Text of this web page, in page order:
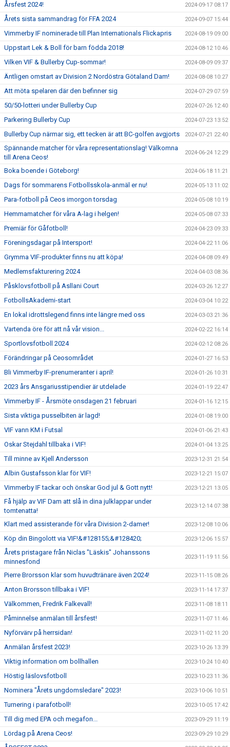
Årsfest 2024! 2024-09-17 08:17
Årets sista sammandrag för FFA 2024 2024-09-07 15:44
Vimmerby IF nominerade till Plan Internationals Flickapris 2024-08-19 09:00
Uppstart Lek & Boll för barn födda 2018! 2024-08-12 10:46
Vilken VIF & Bullerby Cup-sommar! 2024-08-09 09:37
Äntligen omstart av Division 2 Nordöstra Götaland Dam! 2024-08-08 10:27
Att möta spelaren där den befinner sig 2024-07-29 07:59
50/50-lotteri under Bullerby Cup 2024-07-26 12:40
Parkering Bullerby Cup 2024-07-23 13:52
Bullerby Cup närmar sig, ett tecken är att BC-golfen avgjorts 2024-07-21 22:40
Spännande matcher för våra representationslag! Välkomna
till Arena Ceos!
2024-06-24 12:29
Boka boende i Göteborg! 2024-06-18 11:21
Dags för sommarens Fotbollsskola-anmäl er nu! 2024-05-13 11:02
Para-fotboll på Ceos imorgon torsdag 2024-05-08 10:19
Hemmamatcher för våra A-lag i helgen! 2024-05-08 07:33
Premiär för Gåfotboll! 2024-04-23 09:33
Föreningsdagar på Intersport! 2024-04-22 11:06
Grymma VIF-produkter finns nu att köpa! 2024-04-08 09:49
Medlemsfakturering 2024 2024-04-03 08:36
Påsklovsfotboll på Asllani Court 2024-03-26 12:27
FotbollsAkademi-start 2024-03-04 10:22
En lokal idrottslegend finns inte längre med oss 2024-03-03 21:36
Vartenda öre för att nå vår vision... 2024-02-22 16:14
Sportlovsfotboll 2024 2024-02-12 08:26
Förändringar på Ceosområdet 2024-01-27 16:53
Bli Vimmerby IF-prenumeranter i april! 2024-01-26 10:31
2023 års Ansgariusstipendier är utdelade 2024-01-19 22:47
Vimmerby IF - Årsmöte onsdagen 21 februari 2024-01-16 12:15
Sista viktiga pusselbiten är lagd! 2024-01-08 19:00
VIF vann KM i Futsal 2024-01-06 21:43
Oskar Stejdahl tillbaka i VIF! 2024-01-04 13:25
Till minne av Kjell Andersson 2023-12-31 21:54
Albin Gustafsson klar för VIF! 2023-12-21 15:07
Vimmerby IF tackar och önskar God jul & Gott nytt! 2023-12-21 13:05
Få hjälp av VIF Dam att slå in dina julklappar under
tomtenatta!
2023-12-14 07:38
Klart med assisterande för våra Division 2-damer! 2023-12-08 10:06
Köp din Bingolott via VIF!&#128155;&#128420; 2023-12-06 15:57
Årets pristagare från Niclas "Läskis" Johanssons
minnesfond
2023-11-19 11:56
Pierre Brorsson klar som huvudtränare även 2024! 2023-11-15 08:26
Anton Brorsson tillbaka i VIF! 2023-11-14 17:37
Välkommen, Fredrik Falkevall! 2023-11-08 18:11
Påminnelse anmälan till årsfest! 2023-11-07 11:46
Nyförvärv på herrsidan! 2023-11-02 11:20
Anmälan årsfest 2023! 2023-10-26 13:39
Viktig information om bollhallen 2023-10-24 10:40
Höstig läslovsfotboll 2023-10-23 11:36
Nominera "Årets ungdomsledare" 2023! 2023-10-06 10:51
Turnering i parafotboll! 2023-10-05 17:42
Till dig med EPA och megafon... 2023-09-29 11:19
Lördag på Arena Ceos! 2023-09-29 10:29